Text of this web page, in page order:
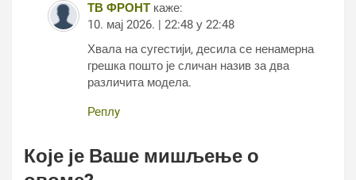
ТВ ФРОНТ каже:
10. мај 2026. | 22:48 у 22:48
Хвала на сугестији, десила се ненамерна
грешка пошто је сличан назив за два
различита модела.
Реплy
Које је Ваше мишљење о